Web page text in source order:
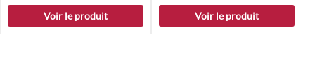
Voir le produit Voir le produit